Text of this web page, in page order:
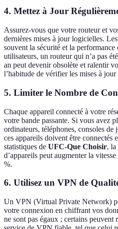
4. Mettez à Jour
Assurez-vous que votre routeur et
dernières mises à jour logicielles.
souvent la sécurité et la
utilisateurs, un routeur qui n’a pas
an peut devenir obsolète et ralentir
l’habitude de vérifier les mises à
5. Limiter le Nombre de
Chaque appareil connecté à votre
votre bande passante. Si vous avez
ordinateurs, téléphones, consoles de
ces appareils doivent être connectés
statistiques de UFC-Que Choisir, la
d’appareils peut augmenter la
%.
6. Utilisez un VPN de
Un VPN (Virtual Private Network)
votre connexion en chiffrant vos
ne sont pas égaux ; certains